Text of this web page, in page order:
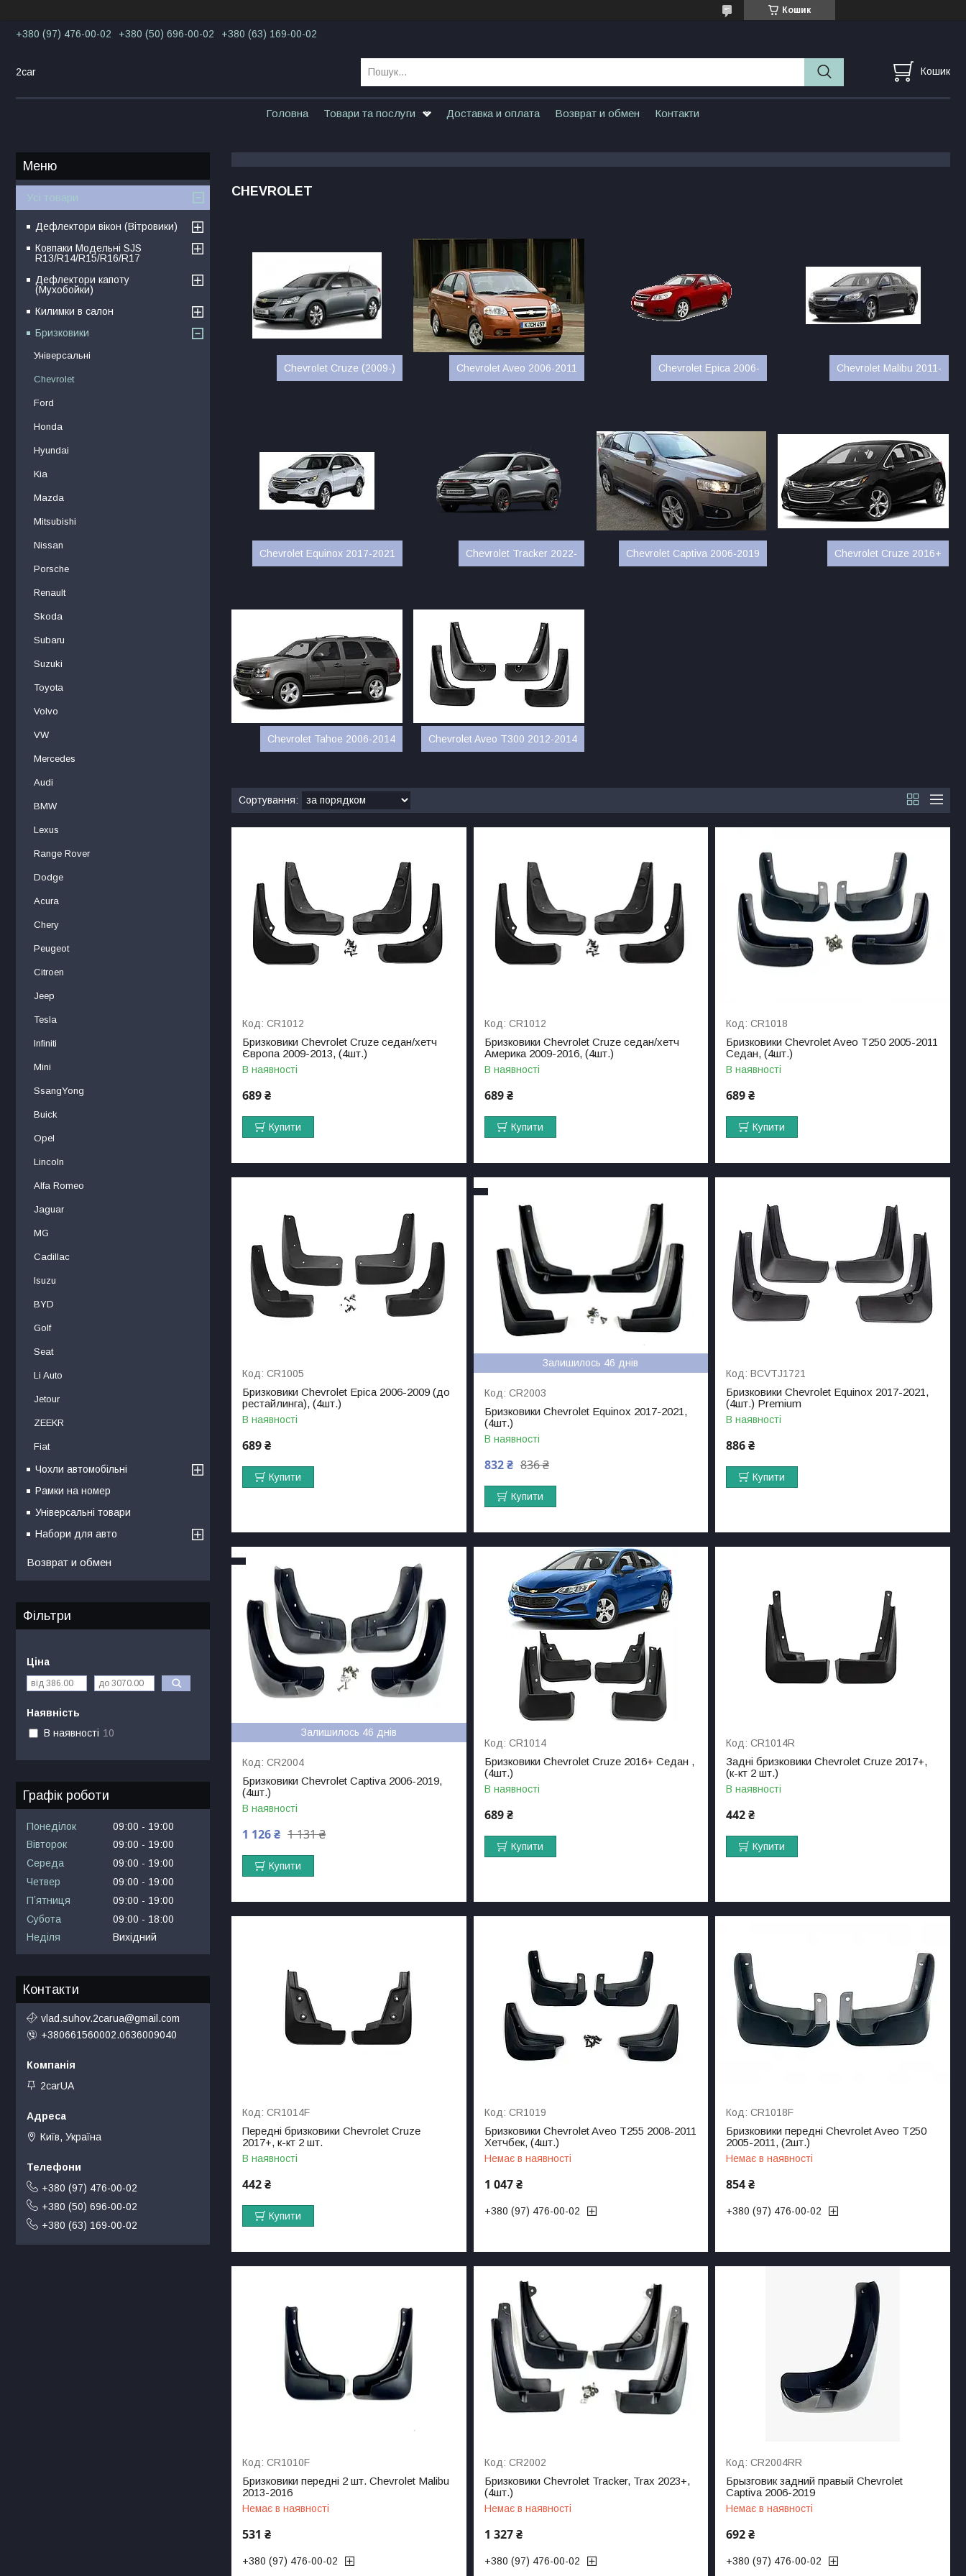
Кошик
+380 (97) 476-00-02 +380 (50) 696-00-02 +380 (63) 169-00-02
2car Кошик
Головна Товари та послуги Доставка и оплата Возврат и обмен Контакти
CHEVROLET
Chevrolet Cruze (2009-) Chevrolet Aveo 2006-2011 Chevrolet Epica 2006- Chevrolet Malibu 2011-
Chevrolet Equinox 2017-2021 Chevrolet Tracker 2022- Chevrolet Captiva 2006-2019 Chevrolet Cruze 2016+
Chevrolet Tahoe 2006-2014 Chevrolet Aveo T300 2012-2014
CR1012
Бризковики Chevrolet Cruze седан/хетч
Європа 2009-2013, (4шт.)
В наявності
689 ₴
Купити
CR1012
Бризковики Chevrolet Cruze седан/хетч
Америка 2009-2016, (4шт.)
В наявності
689 ₴
Купити
CR1018
Бризковики Chevrolet Aveo T250 2005-2011
Седан, (4шт.)
В наявності
689 ₴
Купити
CR1005
Бризковики Chevrolet Epica 2006-2009 (до
рестайлинга), (4шт.)
В наявності
689 ₴
Купити
Залишилось 46 днів
CR2003
Бризковики Chevrolet Equinox 2017-2021,
(4шт.)
В наявності
836 ₴
832 ₴
Купити
BCVTJ1721
Бризковики Chevrolet Equinox 2017-2021,
(4шт.) Premium
В наявності
886 ₴
Купити
Залишилось 46 днів
CR2004
Бризковики Chevrolet Captiva 2006-2019,
(4шт.)
В наявності
1 131 ₴
1 126 ₴
Купити
CR1014
Бризковики Chevrolet Cruze 2016+ Седан ,
(4шт.)
В наявності
689 ₴
Купити
CR1014R
Задні бризковики Chevrolet Cruze 2017+,
(к-кт 2 шт.)
В наявності
442 ₴
Купити
CR1014F
Передні бризковики Chevrolet Cruze
2017+, к-кт 2 шт.
В наявності
442 ₴
Купити
CR1019
Бризковики Chevrolet Aveo T255 2008-2011
Хетчбек, (4шт.)
Немає в наявності
1 047 ₴
+380 (97) 476-00-02
CR1018F
Бризковики передні Chevrolet Aveo T250
2005-2011, (2шт.)
Немає в наявності
854 ₴
+380 (97) 476-00-02
CR1010F
Бризковики передні 2 шт. Chevrolet Malibu
2013-2016
Немає в наявності
531 ₴
+380 (97) 476-00-02
CR2002
Бризковики Chevrolet Tracker, Trax 2023+,
(4шт.)
Немає в наявності
1 327 ₴
+380 (97) 476-00-02
CR2004RR
Брызговик задний правый Chevrolet
Captiva 2006-2019
Немає в наявності
692 ₴
+380 (97) 476-00-02
Усі товари
Дефлектори вікон (Вітровики)
Ковпаки Модельні SJS
R13/R14/R15/R16/R17
Дефлектори капоту
(Мухобойки)
Килимки в салон
Бризковики
Універсальні
Chevrolet
Ford
Honda
Hyundai
Kia
Mazda
Mitsubishi
Nissan
Porsche
Renault
Skoda
Subaru
Suzuki
Toyota
Volvo
VW
Mercedes
Audi
BMW
Lexus
Range Rover
Dodge
Acura
Chery
Peugeot
Citroen
Jeep
Tesla
Infiniti
Mini
SsangYong
Buick
Opel
Lincoln
Alfa Romeo
Jaguar
MG
Cadillac
Isuzu
BYD
Golf
Seat
Li Auto
Jetour
ZEEKR
Fiat
Чохли автомобільні
Рамки на номер
Універсальні товари
Набори для авто
Возврат и обмен
Фільтри
Ціна
Наявність
В наявності 10
Графік роботи
Понеділок 09:00
19:00
Вівторок
09:00
19:00
Середа
09:00
19:00
Четвер
09:00
19:00
Пʼятниця
09:00
19:00
Субота
09:00
18:00
Неділя
Вихідний
Контакти
vlad.suhov.2carua@gmail.com
+380661560002.0636009040
2carUA
Київ, Україна
+380 (97) 476-00-02
+380 (50) 696-00-02
+380 (63) 169-00-02